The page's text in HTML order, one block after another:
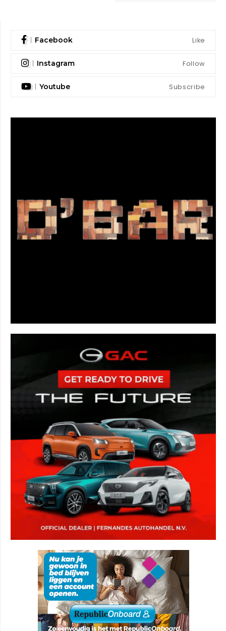
Facebook Like
Instagram Follow
Youtube Subscribe